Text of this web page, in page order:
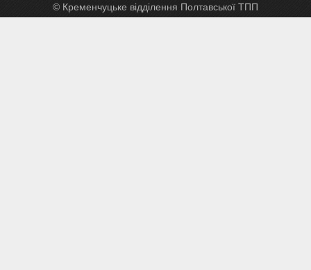
© Кременчуцьке відділення Полтавської ТПП